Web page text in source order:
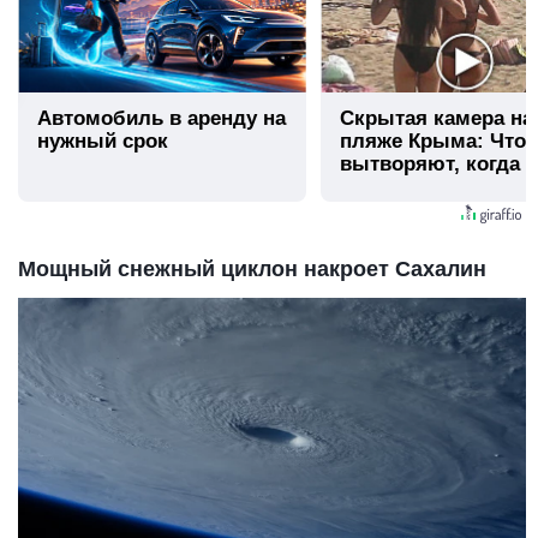
Автомобиль в аренду на
нужный срок
Скрытая камера на
пляже Крыма: Что
вытворяют, когда
Мощный снежный циклон накроет Сахалин